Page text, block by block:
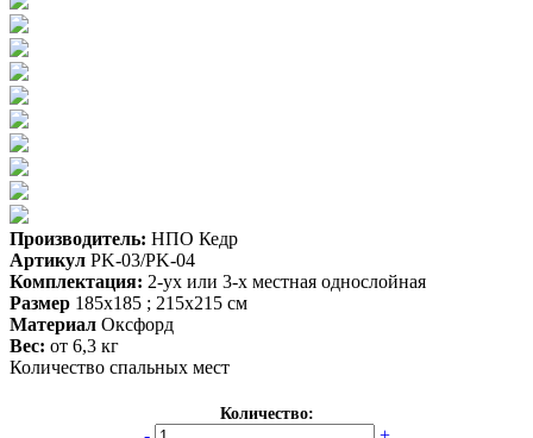
Производитель: НПО Кедр
Артикул PK-03/PK-04
Комплектация: 2-ух или 3-х местная однослойная
Размер 185х185 ; 215х215 см
Материал Оксфорд
Вес: от 6,3 кг
Количество спальных мест
Количество: